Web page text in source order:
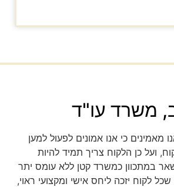
משרד עו"ד
מאמינים כי אנו אמונים לפעול למען
ועל כן הלקוח צריך תמיד להיות
במתכוון כמשרד קטן ללא עומס יתר
לקוח יזכה ליחס אישי ומקצועי ראוי,